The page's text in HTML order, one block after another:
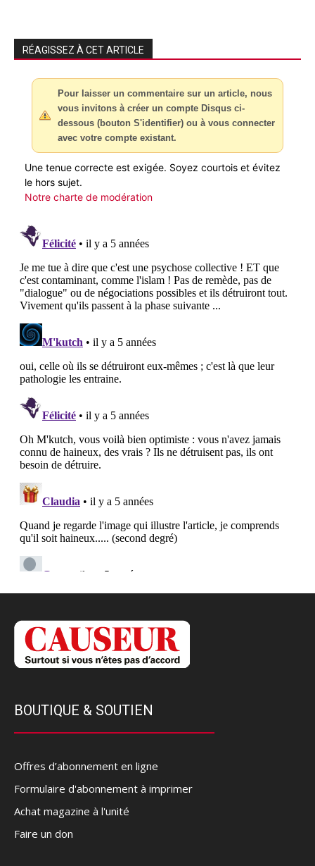
RÉAGISSEZ À CET ARTICLE
Pour laisser un commentaire sur un article, nous
vous invitons à créer un compte Disqus ci-
dessous (bouton S'identifier) ou à vous connecter
avec votre compte existant.
Une tenue correcte est exigée. Soyez courtois et évitez
le hors sujet.
Notre charte de modération
BOUTIQUE & SOUTIEN
Offres d’abonnement en ligne
Formulaire d'abonnement à imprimer
Achat magazine à l'unité
Faire un don